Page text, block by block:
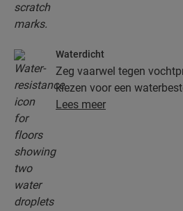
Waterdicht
Zeg vaarwel tegen
kiezen voor een
Step. Deze vloeren zien
gemakkelijker dan ooit
Lees meer